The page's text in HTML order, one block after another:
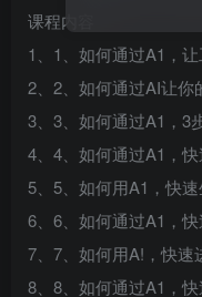
课程内容
1、1、如何通过A1，
2、2、如何通过AI让
3、3、如何通过A1，3
4、4、如何通过A1，
5、5、如何用A1，快
6、6、如何通过A1，
7、7、如何用A!，快
8、8、如何通过A1，